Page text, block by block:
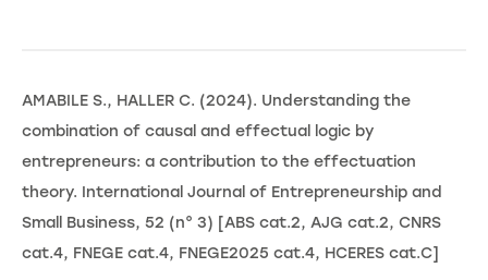
AMABILE S., HALLER C. (2024). Understanding the
combination of causal and effectual logic by
entrepreneurs: a contribution to the effectuation
theory. International Journal of Entrepreneurship and
Small Business, 52 (n° 3) [ABS cat.2, AJG cat.2, CNRS
cat.4, FNEGE cat.4, FNEGE2025 cat.4, HCERES cat.C]